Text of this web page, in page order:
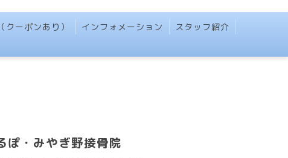
クーポンあり） インフォメーション
スタッフ紹介
・みやぎ野接骨院